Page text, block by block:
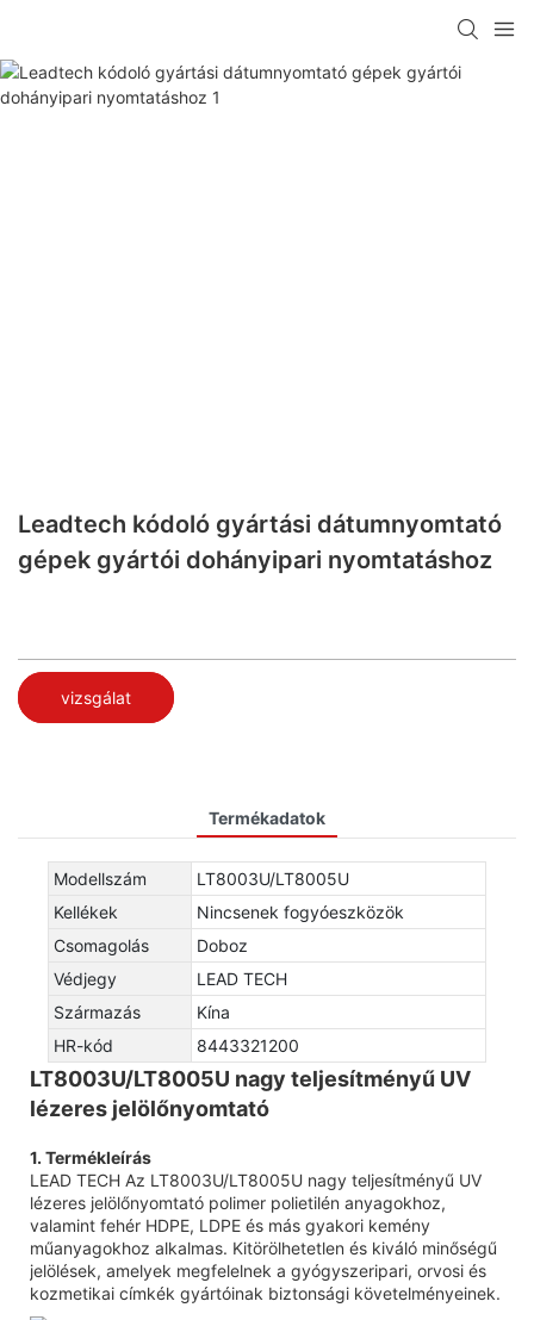
Leadtech kódoló gyártási dátumnyomtató
gépek gyártói dohányipari nyomtatáshoz
vizsgálat
Termékadatok
Modellszám
LT8003U/LT8005U
Kellékek
Nincsenek fogyóeszközök
Csomagolás
Doboz
Védjegy
LEAD TECH
Származás
Kína
HR-kód
8443321200
LT8003U/LT8005U nagy teljesítményű UV
lézeres jelölőnyomtató
1. Termékleírás
LEAD TECH Az LT8003U/LT8005U nagy teljesítményű UV
lézeres jelölőnyomtató polimer polietilén anyagokhoz,
valamint fehér HDPE, LDPE és más gyakori kemény
műanyagokhoz alkalmas. Kitörölhetetlen és kiváló minőségű
jelölések, amelyek megfelelnek a gyógyszeripari, orvosi és
kozmetikai címkék gyártóinak biztonsági követelményeinek.